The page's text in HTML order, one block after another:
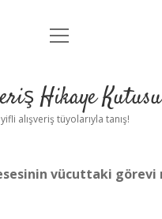
Anasayfa
Yasal Uyarı
menüyü
Hikaye Kutusu
alışveriş tüyolarıyla tanış!
vücuttaki görevi